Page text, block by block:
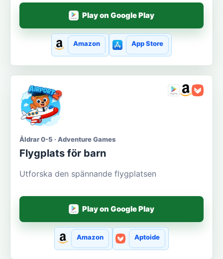
Play on Google Play
Amazon App Store
Åldrar 0-5 · Adventure Games
Flygplats för barn
Utforska den spännande flygplatsen
Play on Google Play
Amazon Aptoide